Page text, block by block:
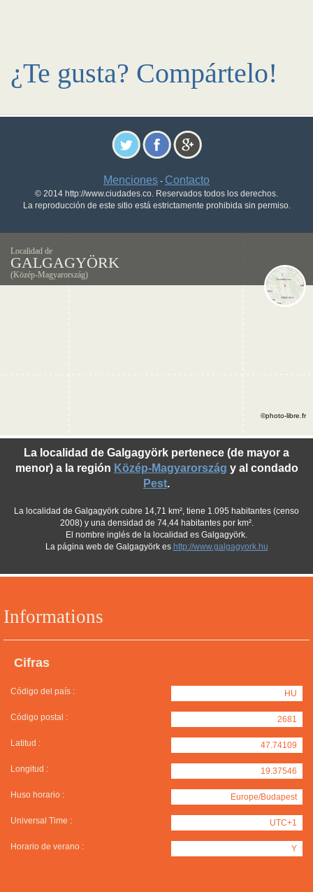
¿Te gusta? Compártelo!
Menciones - Contacto
© 2014 http://www.ciudades.co. Reservados todos los derechos.
La reproducción de este sitio está estrictamente prohibida sin permiso.
Localidad de
GALGAGYÖRK
(Közép-Magyarország)
Informations
Cifras
Código del país : HU
Código postal : 2681
Latitud : 47.74109
Longitud : 19.37546
Huso horario : Europe/Budapest
Universal Time : UTC+1
Horario de verano : Y
La localidad de Galgagyörk pertenece (de mayor a
menor) a la región Közép-Magyarország y al condado
Pest.
La localidad de Galgagyörk cubre 14,71 km², tiene 1.095 habitantes (censo
2008) y una densidad de 74,44 habitantes por km².
El nombre inglés de la localidad es Galgagyörk.
La página web de Galgagyörk es http://www.galgagyork.hu
©photo-libre.fr